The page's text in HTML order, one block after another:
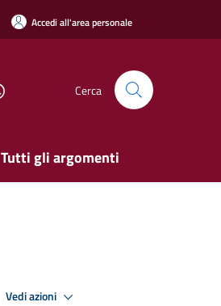
Accedi all'area personale
Cerca
Tutti gli argomenti
Vedi azioni